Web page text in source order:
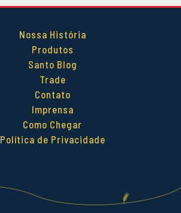
AGOSTO 2014
ABRIL 2014
Nossa História
Produtos
Santo Blog
Trade
Contato
Imprensa
Como Chegar
Política de Privacidade